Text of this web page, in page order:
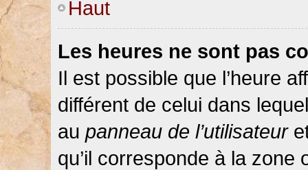
Haut
Les heures ne sont pas
Il est possible que l’heure
différent de celui dans
au panneau de l’utilisateur
qu’il corresponde à la